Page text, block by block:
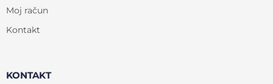
Moj račun
Kontakt
KONTAKT